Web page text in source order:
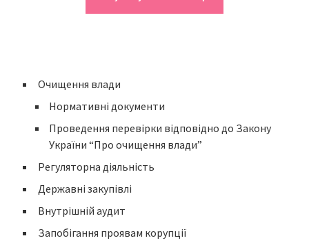
Очищення влади
Нормативні документи
Проведення перевірки відповідно до Закону
України “Про очищення влади”
Регуляторна діяльність
Державні закупівлі
Внутрішній аудит
Запобігання проявам корупції